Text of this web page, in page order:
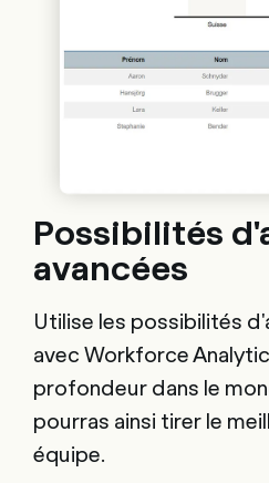
Possibilités
avancées
Utilise les possibilités
avec Workforce
profondeur dans le
pourras ainsi tirer le
équipe.